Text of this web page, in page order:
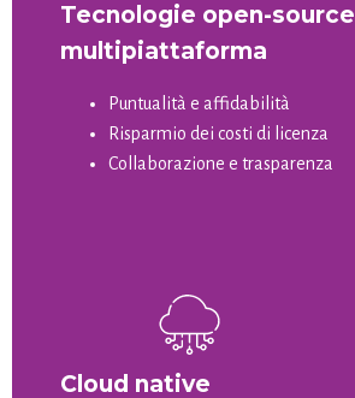
Tecnologie open-source
multipiattaforma
Puntualità e affidabilità
Risparmio dei costi di licenza
Collaborazione e trasparenza
Cloud native